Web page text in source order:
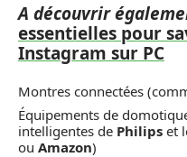
A découvrir
essentielles pour
Instagram sur PC
Montres connectées
Équipements de
intelligentes de Philips et
ou Amazon)